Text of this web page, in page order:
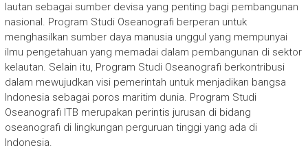
lautan sebagai sumber devisa yang penting bagi pembangunan
nasional. Program Studi Oseanografi berperan untuk
menghasilkan sumber daya manusia unggul yang mempunyai
ilmu pengetahuan yang memadai dalam pembangunan di sektor
kelautan. Selain itu, Program Studi Oseanografi berkontribusi
dalam mewujudkan visi pemerintah untuk menjadikan bangsa
Indonesia sebagai poros maritim dunia. Program Studi
Oseanografi ITB merupakan perintis jurusan di bidang
oseanografi di lingkungan perguruan tinggi yang ada di
Indonesia.